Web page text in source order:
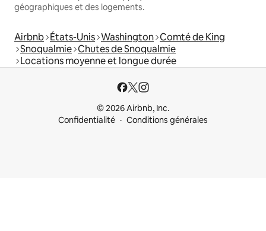
géographiques et des logements.
Airbnb États-Unis Washington Comté de King
Snoqualmie Chutes de Snoqualmie
Locations moyenne et longue durée
© 2026 Airbnb, Inc.
Confidentialité
Conditions générales